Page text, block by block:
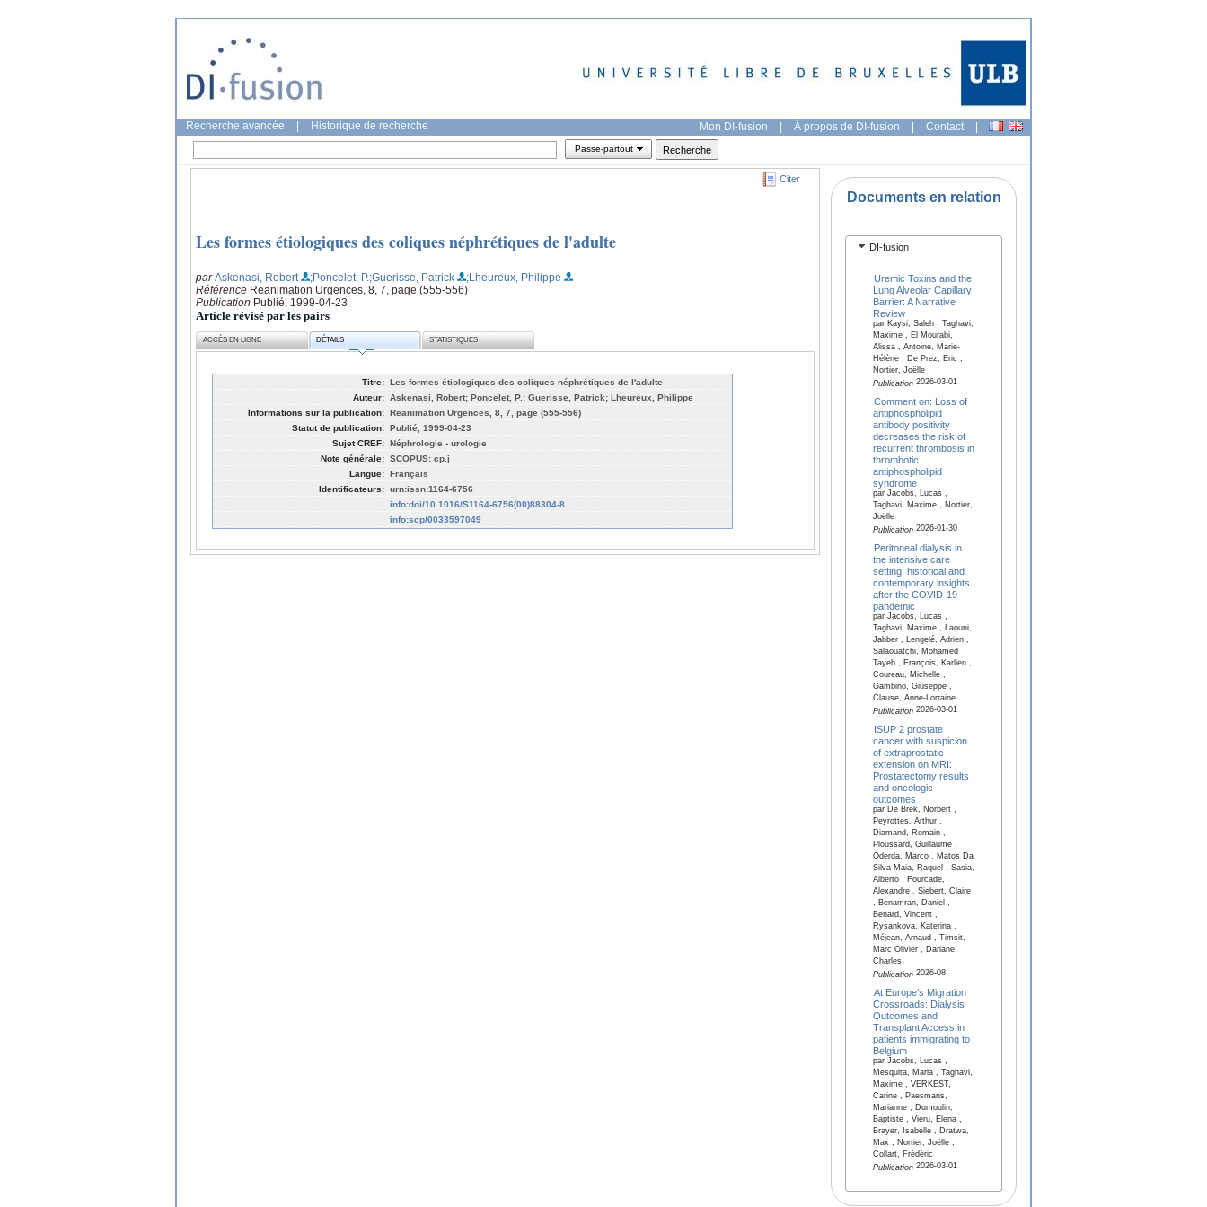
Recherche avancée Historique de recherche Mon DI-fusion | À propos de DI-fusion | Contact |
Passe-partout
Citer
Les formes étiologiques des coliques néphrétiques de l'adulte
parAskenasi, Robert ;Poncelet, P.;Guerisse, Patrick
;Lheureux, Philippe
Référence Reanimation Urgences, 8, 7, page (555-556)
Publication Publié, 1999-04-23
Article révisé par les pairs
ACCÈS EN LIGNE DÉTAILS STATISTIQUES
Titre: Les formes étiologiques des coliques néphrétiques de l'adulte
Auteur: Askenasi, Robert; Poncelet, P.; Guerisse, Patrick; Lheureux, Philippe
Informations sur la publication: Reanimation Urgences, 8, 7, page (555-556)
Statut de publication: Publié, 1999-04-23
Sujet CREF: Néphrologie - urologie
Note générale: SCOPUS: cp.j
Langue: Français
Identificateurs: urn:issn:1164-6756
info:doi/10.1016/S1164-6756(00)88304-8
info:scp/0033597049
Documents en relation
DI-fusion
Uremic Toxins and the
Lung Alveolar Capillary
Barrier: A Narrative
Review
par Kaysi, Saleh , Taghavi,
Maxime , El Mourabi,
Alissa , Antoine, Marie-
Hélène , De Prez, Eric ,
Nortier, Joëlle
Publication2026-03-01
Comment on: Loss of
antiphospholipid
antibody positivity
decreases the risk of
recurrent thrombosis in
thrombotic
antiphospholipid
syndrome
par Jacobs, Lucas ,
Taghavi, Maxime , Nortier,
Joëlle
Publication2026-01-30
Peritoneal dialysis in
the intensive care
setting: historical and
contemporary insights
after the COVID-19
pandemic
par Jacobs, Lucas ,
Taghavi, Maxime , Laouni,
Jabber , Lengelé, Adrien ,
Salaouatchi, Mohamed
Tayeb , François, Karlien ,
Coureau, Michelle ,
Gambino, Giuseppe ,
Clause, Anne-Lorraine
Publication2026-03-01
ISUP 2 prostate
cancer with suspicion
of extraprostatic
extension on MRI:
Prostatectomy results
and oncologic
outcomes
par De Brek, Norbert ,
Peyrottes, Arthur ,
Diamand, Romain ,
Ploussard, Guillaume ,
Oderda, Marco , Matos Da
Silva Maia, Raquel , Sasia,
Alberto , Fourcade,
Alexandre , Siebert, Claire
, Benamran, Daniel ,
Benard, Vincent ,
Rysankova, Katerina ,
Méjean, Arnaud , Timsit,
Marc Olivier , Dariane,
Charles
Publication2026-08
At Europe’s Migration
Crossroads: Dialysis
Outcomes and
Transplant Access in
patients immigrating to
Belgium
par Jacobs, Lucas ,
Mesquita, Maria , Taghavi,
Maxime , VERKEST,
Carine , Paesmans,
Marianne , Dumoulin,
Baptiste , Vieru, Elena ,
Brayer, Isabelle , Dratwa,
Max , Nortier, Joëlle ,
Collart, Frédéric
Publication2026-03-01